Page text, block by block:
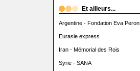
Et ailleurs...
Argentine - Fondation Eva Peron
Eurasie express
Iran - Mémorial des Rois
Syrie - SANA